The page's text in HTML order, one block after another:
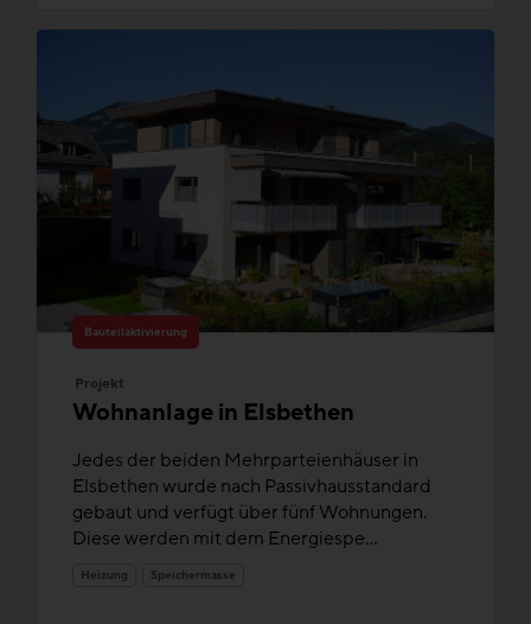
Bauteilaktivierung
Projekt
Wohnanlage in Elsbethen
Jedes der beiden Mehrparteienhäuser in
Elsbethen wurde nach Passivhausstandard
gebaut und verfügt über fünf Wohnungen.
Diese werden mit dem Energiespe...
Heizung Speichermasse